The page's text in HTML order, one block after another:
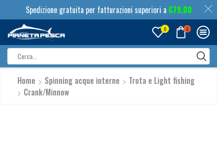
Spedizione gratuita per fatturazioni superiori a €79,00
0 0
input
Home Spinning acque interne
Trota e Light fishing
Crank/Minnow